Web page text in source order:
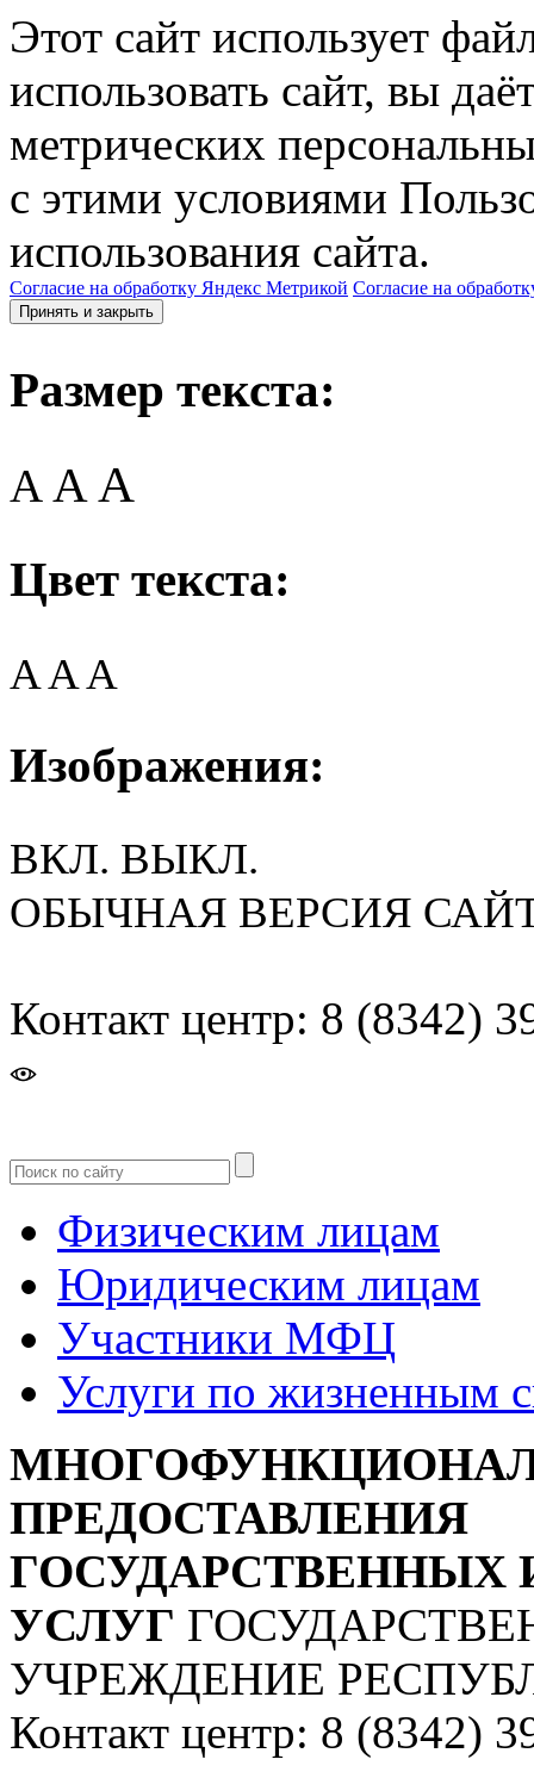
Этот сайт использует
использовать сайт, вы
метрических
с этими условиями
использования сайта.
Согласие на обработку Яндекс Метрикой Согласие на
Принять и закрыть
Размер текста:
A AA
Цвет текста:
AAA
Изображения:
ВКЛ. ВЫКЛ.
ОБЫЧНАЯ ВЕРСИЯ
Контакт центр: 8 (8342)
Физическим лицам
Юридическим лицам
Участники МФЦ
Услуги по жизненным
ПРЕДОСТАВЛЕНИЯ
УСЛУГ
УЧРЕЖДЕНИЕ
Контакт центр: 8 (8342)